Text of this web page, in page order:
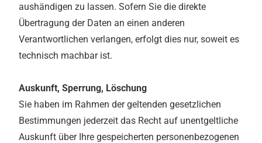
aushändigen zu lassen. Sofern Sie die direkte
Übertragung der Daten an einen anderen
Verantwortlichen verlangen, erfolgt dies nur, soweit es
technisch machbar ist.
Auskunft, Sperrung, Löschung
Sie haben im Rahmen der geltenden gesetzlichen
Bestimmungen jederzeit das Recht auf unentgeltliche
Auskunft über Ihre gespeicherten personenbezogenen